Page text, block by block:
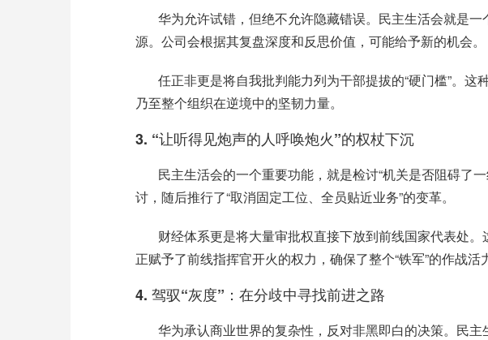
华为允许试错，但绝不允许隐藏错误。民主生活会就是一
源。公司会根据其复盘深度和反思价值，可能给予新的机会。
任正非更是将自我批判能力列为干部提拔的“硬门槛”。这
乃至整个组织在逆境中的坚韧力量。
3. “让听得见炮声的人呼唤炮火”的权杖下沉
民主生活会的一个重要功能，就是检讨“机关是否阻碍了
讨，随后推行了“取消固定工位、全员贴近业务”的变革。
财经体系更是将大量审批权直接下放到前线国家代表处
正赋予了前线指挥官开火的权力，确保了整个“铁军”的作战活
4. 驾驭“灰度”：在分歧中寻找前进之路
华为承认商业世界的复杂性，反对非黑即白的决策。民